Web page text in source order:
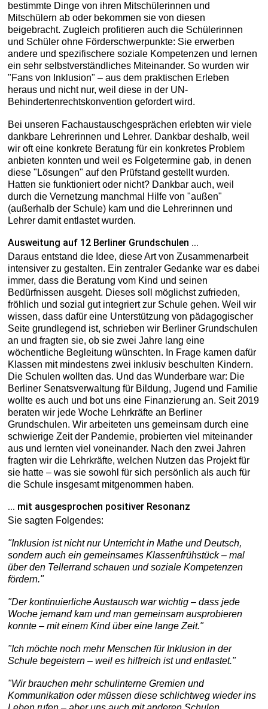
bestimmte Dinge von ihren Mitschülerinnen und
Mitschülern ab oder bekommen sie von diesen
beigebracht. Zugleich profitieren auch die Schülerinnen
und Schüler ohne Förderschwerpunkte: Sie erwerben
andere und spezifischere soziale Kompetenzen und lernen
ein sehr selbstverständliches Miteinander. So wurden wir
"Fans von Inklusion" – aus dem praktischen Erleben
heraus und nicht nur, weil diese in der UN-
Behindertenrechtskonvention gefordert wird.
Bei unseren Fachaustauschgesprächen erlebten wir viele
dankbare Lehrerinnen und Lehrer. Dankbar deshalb, weil
wir oft eine konkrete Beratung für ein konkretes Problem
anbieten konnten und weil es Folgetermine gab, in denen
diese "Lösungen" auf den Prüfstand gestellt wurden.
Hatten sie funktioniert oder nicht? Dankbar auch, weil
durch die Vernetzung manchmal Hilfe von "außen"
(außerhalb der Schule) kam und die Lehrerinnen und
Lehrer damit entlastet wurden.
Ausweitung auf 12 Berliner Grundschulen ...
Daraus entstand die Idee, diese Art von Zusammenarbeit
intensiver zu gestalten. Ein zentraler Gedanke war es dabei
immer, dass die Beratung vom Kind und seinen
Bedürfnissen ausgeht. Dieses soll möglichst zufrieden,
fröhlich und sozial gut integriert zur Schule gehen. Weil wir
wissen, dass dafür eine Unterstützung von pädagogischer
Seite grundlegend ist, schrieben wir Berliner Grundschulen
an und fragten sie, ob sie zwei Jahre lang eine
wöchentliche Begleitung wünschten. In Frage kamen dafür
Klassen mit mindestens zwei inklusiv beschulten Kindern.
Die Schulen wollten das. Und das Wunderbare war: Die
Berliner Senatsverwaltung für Bildung, Jugend und Familie
wollte es auch und bot uns eine Finanzierung an. Seit 2019
beraten wir jede Woche Lehrkräfte an Berliner
Grundschulen. Wir arbeiteten uns gemeinsam durch eine
schwierige Zeit der Pandemie, probierten viel miteinander
aus und lernten viel voneinander. Nach den zwei Jahren
fragten wir die Lehrkräfte, welchen Nutzen das Projekt für
sie hatte – was sie sowohl für sich persönlich als auch für
die Schule insgesamt mitgenommen haben.
... mit ausgesprochen positiver Resonanz
Sie sagten Folgendes:
"Inklusion ist nicht nur Unterricht in Mathe und Deutsch,
sondern auch ein gemeinsames Klassenfrühstück – mal
über den Tellerrand schauen und soziale Kompetenzen
fördern."
"Der kontinuierliche Austausch war wichtig – dass jede
Woche jemand kam und man gemeinsam ausprobieren
konnte – mit einem Kind über eine lange Zeit."
"Ich möchte noch mehr Menschen für Inklusion in der
Schule begeistern – weil es hilfreich ist und entlastet."
"Wir brauchen mehr schulinterne Gremien und
Kommunikation oder müssen diese schlichtweg wieder ins